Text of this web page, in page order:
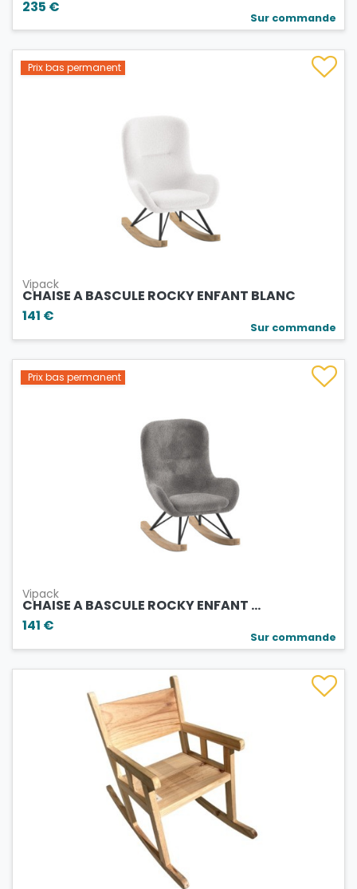
235 €
Sur commande
Prix bas permanent
Vipack
CHAISE A BASCULE ROCKY ENFANT BLANC
141 €
Sur commande
Prix bas permanent
Vipack
CHAISE A BASCULE ROCKY ENFANT ...
141 €
Sur commande